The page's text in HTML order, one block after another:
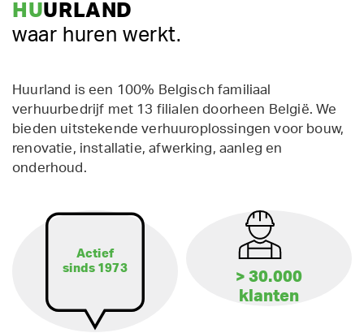
HUURLAND
waar huren werkt.
Huurland is een 100% Belgisch familiaal
verhuurbedrijf met 13 filialen doorheen België. We
bieden uitstekende verhuuroplossingen voor bouw,
renovatie, installatie, afwerking, aanleg en
onderhoud.
Actief
sinds 1973
> 30.000
klanten